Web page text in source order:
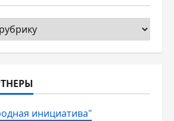
инициатива"